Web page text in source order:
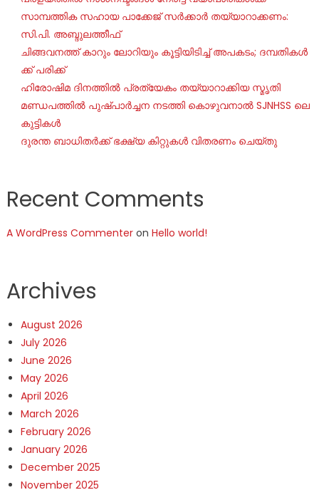
സാമ്പത്തിക സഹായ പാക്കേജ് സർക്കാർ തയ്യാറാക്കണം:
സി.പി. അബ്ദുലത്തീഫ്
ചി​ങ്ങ​വ​ന​ത്ത് കാ​റും ലോ​റി​യും കൂ​ട്ടി​യി​ടി​ച്ച് അ​പ​ക​ടം; ദ​മ്പ​തി​ക​ൾ​
ക്ക് പ​രി​ക്ക്
ഹിരോഷിമ ദിനത്തിൽ പ്രത്യേകം തയ്യാറാക്കിയ സ്മൃതി
മണ്ഡപത്തിൽ പുഷ്പാർച്ചന നടത്തി കൊഴുവനാൽ SJNHSS ലെ
കുട്ടികൾ
ദുരന്ത ബാധിതർക്ക് ഭക്ഷ്യ കിറ്റുകൾ വിതരണം ചെയ്തു
Recent Comments
A WordPress Commenteron Hello world!
Archives
August 2026
July 2026
June 2026
May 2026
April 2026
March 2026
February 2026
January 2026
December 2025
November 2025